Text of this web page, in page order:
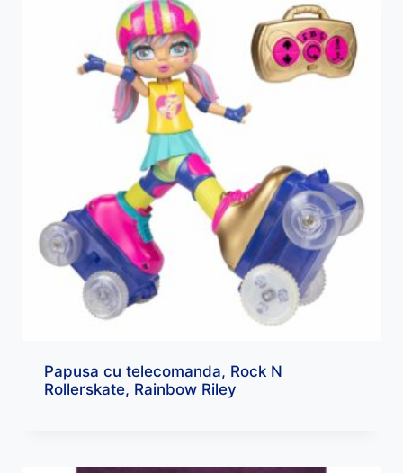
Papusa cu telecomanda, Rock N
Rollerskate, Rainbow Riley